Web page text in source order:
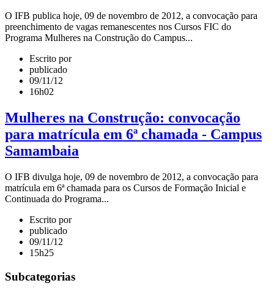
O IFB publica hoje, 09 de novembro de 2012, a convocação para
preenchimento de vagas remanescentes nos Cursos FIC do
Programa Mulheres na Construção do Campus...
Escrito por
publicado
09/11/12
16h02
Mulheres na Construção: convocação
para matrícula em 6ª chamada - Campus
Samambaia
O IFB divulga hoje, 09 de novembro de 2012, a convocação para
matrícula em 6ª chamada para os Cursos de Formação Inicial e
Continuada do Programa...
Escrito por
publicado
09/11/12
15h25
Subcategorias